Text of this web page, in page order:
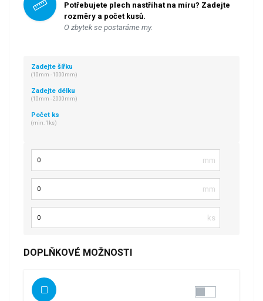
Potřebujete plech nastříhat na míru? Zadejte
rozměry a počet kusů.
O zbytek se postaráme my.
Zadejte šířku
(10mm - 1000mm)
Zadejte délku
(10mm - 2000mm)
Počet ks
(min. 1ks)
Počet kusů
DOPLŇKOVÉ MOŽNOSTI